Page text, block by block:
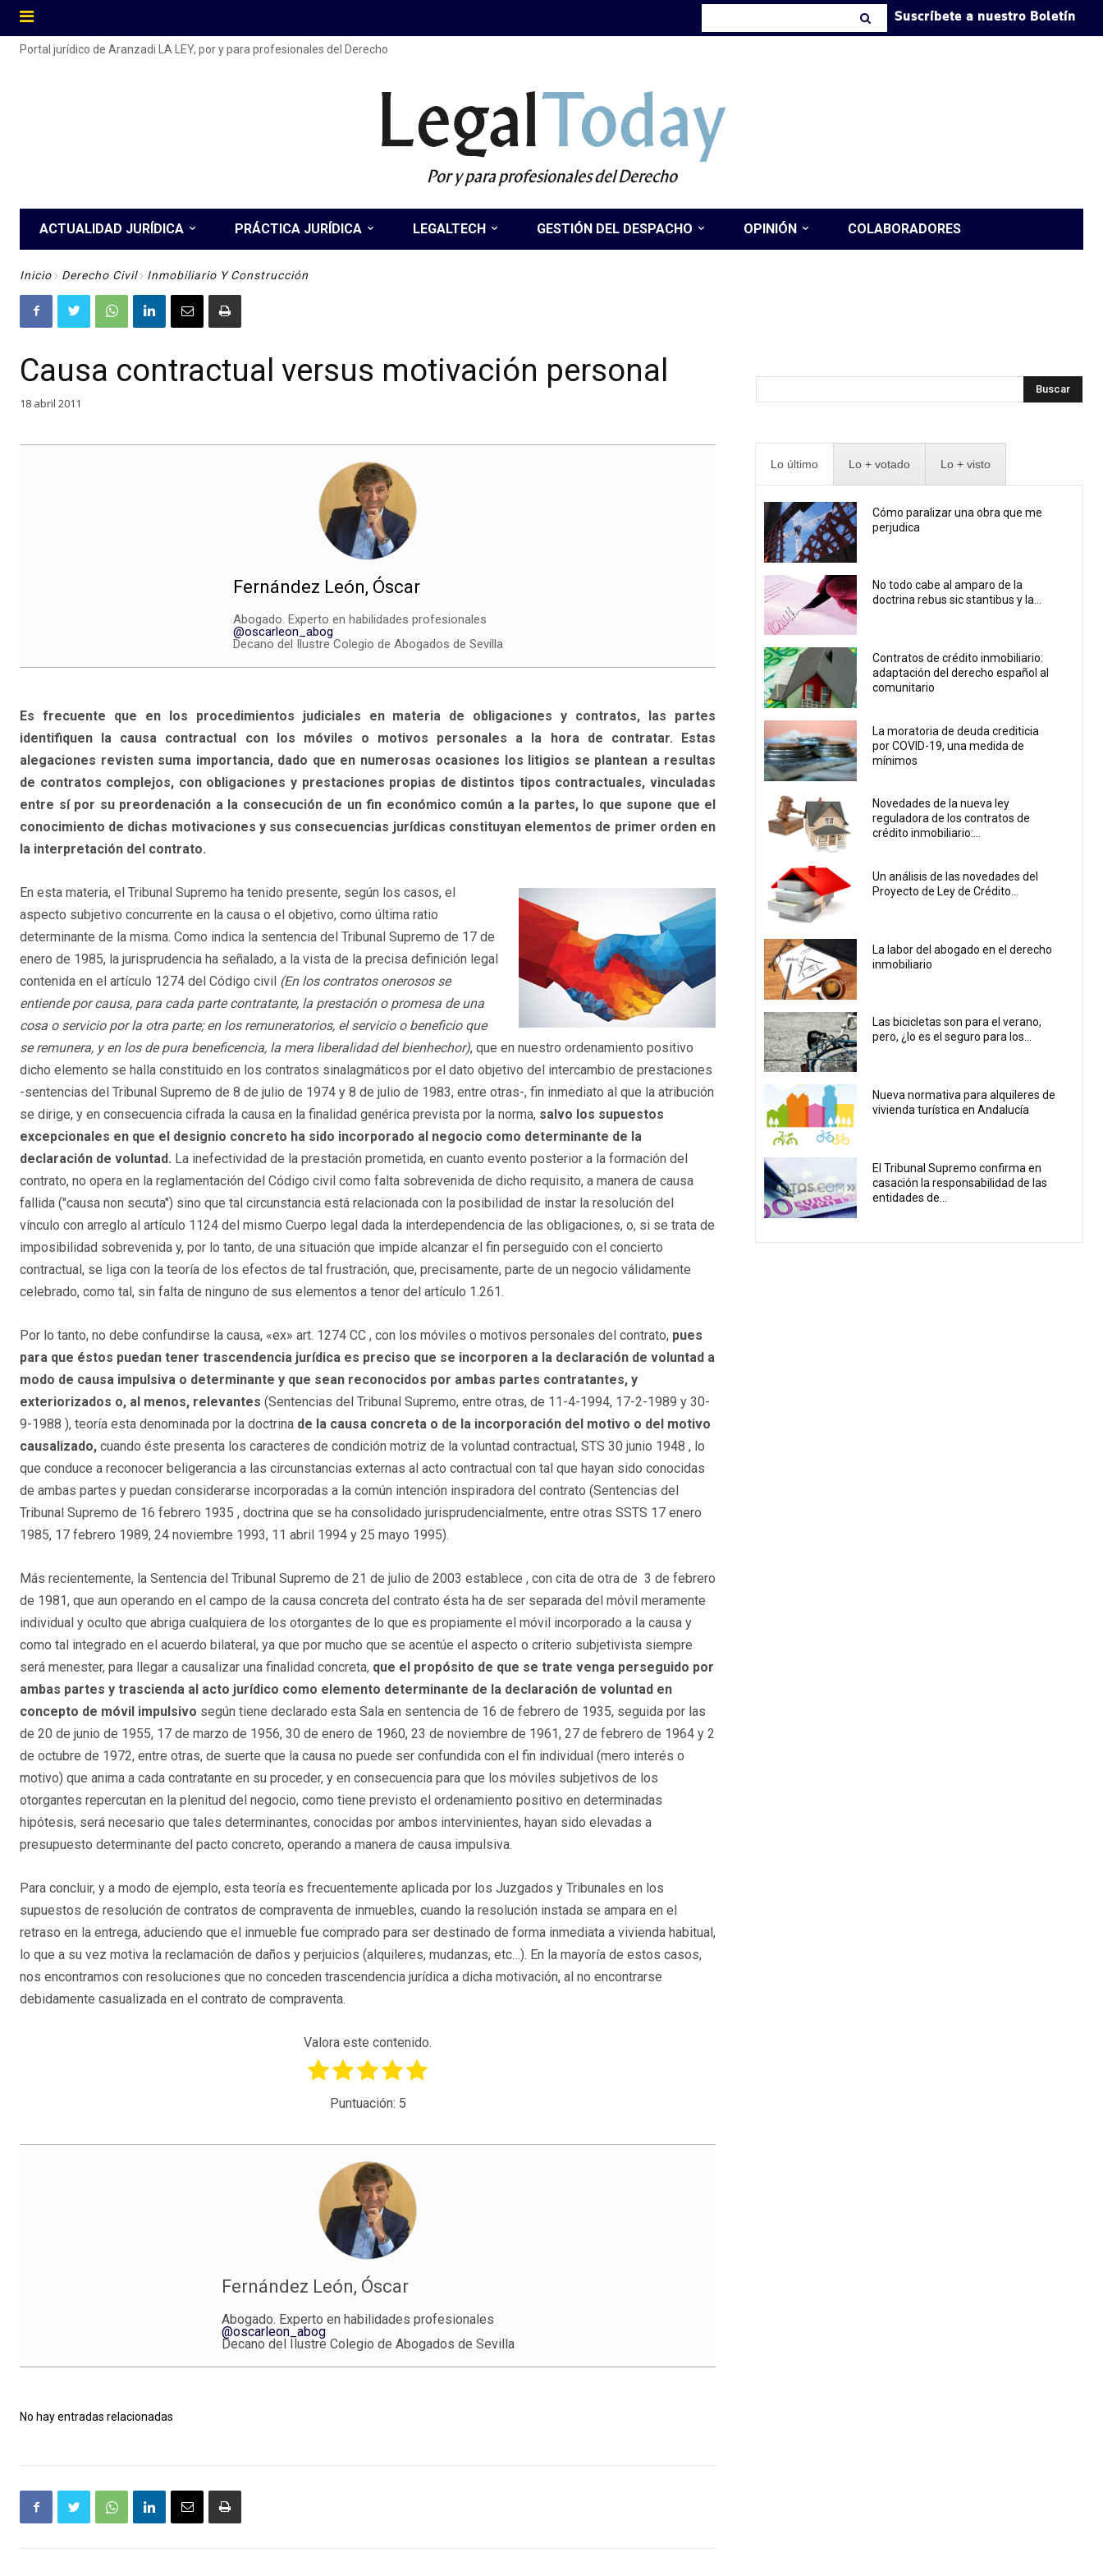
Suscríbete a nuestro Boletín
Portal jurídico de Aranzadi LA LEY, por y para profesionales del Derecho
LegalToday
Por y para profesionales del Derecho
ACTUALIDAD JURÍDICA PRÁCTICA JURÍDICA LEGALTECH GESTIÓN DEL DESPACHO OPINIÓN COLABORADORES
Inicio Derecho Civil Inmobiliario Y Construcción
Causa contractual versus motivación personal
18 abril 2011
Fernández León, Óscar
Abogado. Experto en habilidades profesionales
@oscarleon_abog
Decano del Ilustre Colegio de Abogados de Sevilla
Es frecuente que en los procedimientos judiciales en materia de obligaciones y contratos, las partes
identifiquen la causa contractual con los móviles o motivos personales a la hora de contratar. Estas
alegaciones revisten suma importancia, dado que en numerosas ocasiones los litigios se plantean a resultas
de contratos complejos, con obligaciones y prestaciones propias de distintos tipos contractuales, vinculadas
entre sí por su preordenación a la consecución de un fin económico común a la partes, lo que supone que el
conocimiento de dichas motivaciones y sus consecuencias jurídicas constituyan elementos de primer orden en
la interpretación del contrato.
En esta materia, el Tribunal Supremo ha tenido presente, según los casos, el
aspecto subjetivo concurrente en la causa o el objetivo, como última ratio
determinante de la misma. Como indica la sentencia del Tribunal Supremo de 17 de
enero de 1985, la jurisprudencia ha señalado, a la vista de la precisa definición legal
contenida en el artículo 1274 del Código civil (En los contratos onerosos se
entiende por causa, para cada parte contratante, la prestación o promesa de una
cosa o servicio por la otra parte; en los remuneratorios, el servicio o beneficio que
se remunera, y en los de pura beneficencia, la mera liberalidad del bienhechor), que en nuestro ordenamiento positivo
dicho elemento se halla constituido en los contratos sinalagmáticos por el dato objetivo del intercambio de prestaciones
-sentencias del Tribunal Supremo de 8 de julio de 1974 y 8 de julio de 1983, entre otras-, fin inmediato al que la atribución
se dirige, y en consecuencia cifrada la causa en la finalidad genérica prevista por la norma, salvo los supuestos
excepcionales en que el designio concreto ha sido incorporado al negocio como determinante de la
declaración de voluntad. La inefectividad de la prestación prometida, en cuanto evento posterior a la formación del
contrato, no opera en la reglamentación del Código civil como falta sobrevenida de dicho requisito, a manera de causa
fallida ("causa non secuta") sino que tal circunstancia está relacionada con la posibilidad de instar la resolución del
vínculo con arreglo al artículo 1124 del mismo Cuerpo legal dada la interdependencia de las obligaciones, o, si se trata de
imposibilidad sobrevenida y, por lo tanto, de una situación que impide alcanzar el fin perseguido con el concierto
contractual, se liga con la teoría de los efectos de tal frustración, que, precisamente, parte de un negocio válidamente
celebrado, como tal, sin falta de ninguno de sus elementos a tenor del artículo 1.261.
Por lo tanto, no debe confundirse la causa, «ex» art. 1274 CC , con los móviles o motivos personales del contrato, pues
para que éstos puedan tener trascendencia jurídica es preciso que se incorporen a la declaración de voluntad a
modo de causa impulsiva o determinante y que sean reconocidos por ambas partes contratantes, y
exteriorizados o, al menos, relevantes (Sentencias del Tribunal Supremo, entre otras, de 11-4-1994, 17-2-1989 y 30-
9-1988 ), teoría esta denominada por la doctrina de la causa concreta o de la incorporación del motivo o del motivo
causalizado, cuando éste presenta los caracteres de condición motriz de la voluntad contractual, STS 30 junio 1948 , lo
que conduce a reconocer beligerancia a las circunstancias externas al acto contractual con tal que hayan sido conocidas
de ambas partes y puedan considerarse incorporadas a la común intención inspiradora del contrato (Sentencias del
Tribunal Supremo de 16 febrero 1935 , doctrina que se ha consolidado jurisprudencialmente, entre otras SSTS 17 enero
1985, 17 febrero 1989, 24 noviembre 1993, 11 abril 1994 y 25 mayo 1995).
Más recientemente, la Sentencia del Tribunal Supremo de 21 de julio de 2003 establece , con cita de otra de 3 de febrero
de 1981, que aun operando en el campo de la causa concreta del contrato ésta ha de ser separada del móvil meramente
individual y oculto que abriga cualquiera de los otorgantes de lo que es propiamente el móvil incorporado a la causa y
como tal integrado en el acuerdo bilateral, ya que por mucho que se acentúe el aspecto o criterio subjetivista siempre
será menester, para llegar a causalizar una finalidad concreta, que el propósito de que se trate venga perseguido por
ambas partes y trascienda al acto jurídico como elemento determinante de la declaración de voluntad en
concepto de móvil impulsivo según tiene declarado esta Sala en sentencia de 16 de febrero de 1935, seguida por las
de 20 de junio de 1955, 17 de marzo de 1956, 30 de enero de 1960, 23 de noviembre de 1961, 27 de febrero de 1964 y 2
de octubre de 1972, entre otras, de suerte que la causa no puede ser confundida con el fin individual (mero interés o
motivo) que anima a cada contratante en su proceder, y en consecuencia para que los móviles subjetivos de los
otorgantes repercutan en la plenitud del negocio, como tiene previsto el ordenamiento positivo en determinadas
hipótesis, será necesario que tales determinantes, conocidas por ambos intervinientes, hayan sido elevadas a
presupuesto determinante del pacto concreto, operando a manera de causa impulsiva.
Para concluir, y a modo de ejemplo, esta teoría es frecuentemente aplicada por los Juzgados y Tribunales en los
supuestos de resolución de contratos de compraventa de inmuebles, cuando la resolución instada se ampara en el
retraso en la entrega, aduciendo que el inmueble fue comprado para ser destinado de forma inmediata a vivienda habitual,
lo que a su vez motiva la reclamación de daños y perjuicios (alquileres, mudanzas, etc…). En la mayoría de estos casos,
nos encontramos con resoluciones que no conceden trascendencia jurídica a dicha motivación, al no encontrarse
debidamente casualizada en el contrato de compraventa.
Valora este contenido.
Puntuación: 5
Fernández León, Óscar
Abogado. Experto en habilidades profesionales
@oscarleon_abog
Decano del Ilustre Colegio de Abogados de Sevilla
No hay entradas relacionadas
Buscar
Lo último Lo + votado Lo + visto
Cómo paralizar una obra que me
perjudica
No todo cabe al amparo de la
doctrina rebus sic stantibus y la...
Contratos de crédito inmobiliario:
adaptación del derecho español al
comunitario
La moratoria de deuda crediticia
por COVID-19, una medida de
mínimos
Novedades de la nueva ley
reguladora de los contratos de
crédito inmobiliario:...
Un análisis de las novedades del
Proyecto de Ley de Crédito...
La labor del abogado en el derecho
inmobiliario
Las bicicletas son para el verano,
pero, ¿lo es el seguro para los...
Nueva normativa para alquileres de
vivienda turística en Andalucía
El Tribunal Supremo confirma en
casación la responsabilidad de las
entidades de...